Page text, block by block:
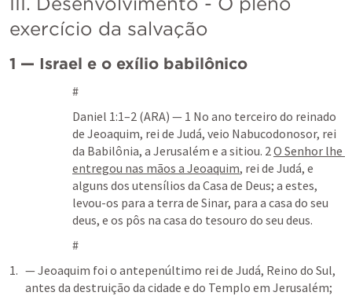
exercício da salvação
1 — Israel e o exílio babilônico
#
Daniel 1:1–2 (ARA) — 1 No ano terceiro do reinado
de Jeoaquim, rei de Judá, veio Nabucodonosor, rei
da Babilônia, a Jerusalém e a sitiou. 2 O Senhor lhe
entregou nas mãos a Jeoaquim, rei de Judá, e
alguns dos utensílios da Casa de Deus; a estes,
levou-os para a terra de Sinar, para a casa do seu
deus, e os pôs na casa do tesouro do seu deus.
#
— Jeoaquim foi o antepenúltimo rei de Judá, Reino do Sul,
antes da destruição da cidade e do Templo em Jerusalém;